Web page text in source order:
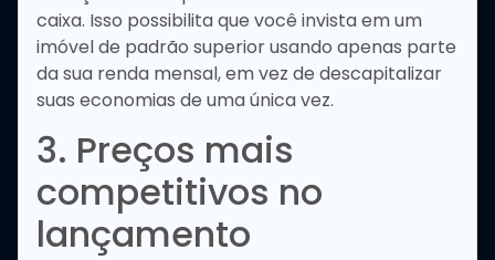
caixa. Isso possibilita que você invista em um
imóvel de padrão superior usando apenas parte
da sua renda mensal, em vez de descapitalizar
suas economias de uma única vez.
3. Preços mais
competitivos no
lançamento